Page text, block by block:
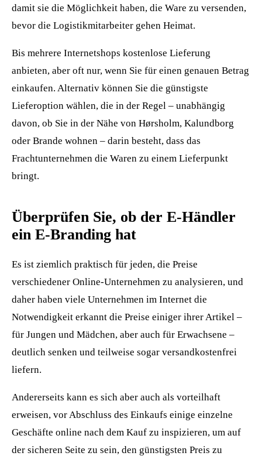
damit sie die Möglichkeit haben, die Ware zu versenden,
bevor die Logistikmitarbeiter gehen Heimat.
Bis mehrere Internetshops kostenlose Lieferung
anbieten, aber oft nur, wenn Sie für einen genauen Betrag
einkaufen. Alternativ können Sie die günstigste
Lieferoption wählen, die in der Regel – unabhängig
davon, ob Sie in der Nähe von Hørsholm, Kalundborg
oder Brande wohnen – darin besteht, dass das
Frachtunternehmen die Waren zu einem Lieferpunkt
bringt.
Überprüfen Sie, ob der E-Händler
ein E-Branding hat
Es ist ziemlich praktisch für jeden, die Preise
verschiedener Online-Unternehmen zu analysieren, und
daher haben viele Unternehmen im Internet die
Notwendigkeit erkannt die Preise einiger ihrer Artikel –
für Jungen und Mädchen, aber auch für Erwachsene –
deutlich senken und teilweise sogar versandkostenfrei
liefern.
Andererseits kann es sich aber auch als vorteilhaft
erweisen, vor Abschluss des Einkaufs einige einzelne
Geschäfte online nach dem Kauf zu inspizieren, um auf
der sicheren Seite zu sein, den günstigsten Preis zu